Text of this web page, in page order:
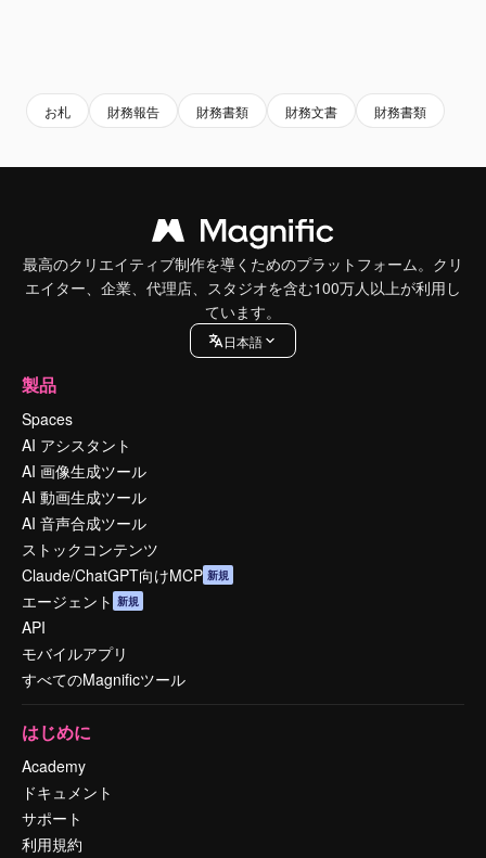
お札 財務報告 財務書類 財務文書 財務書類
最高のクリエイティブ制作を導くためのプラットフォーム。クリ
エイター、企業、代理店、スタジオを含む100万人以上が利用し
ています。
日本語
製品
Spaces
AI アシスタント
AI 画像生成ツール
AI 動画生成ツール
AI 音声合成ツール
ストックコンテンツ
Claude/ChatGPT向けMCP 新規
エージェント 新規
API
モバイルアプリ
すべてのMagnificツール
はじめに
Academy
ドキュメント
サポート
利用規約